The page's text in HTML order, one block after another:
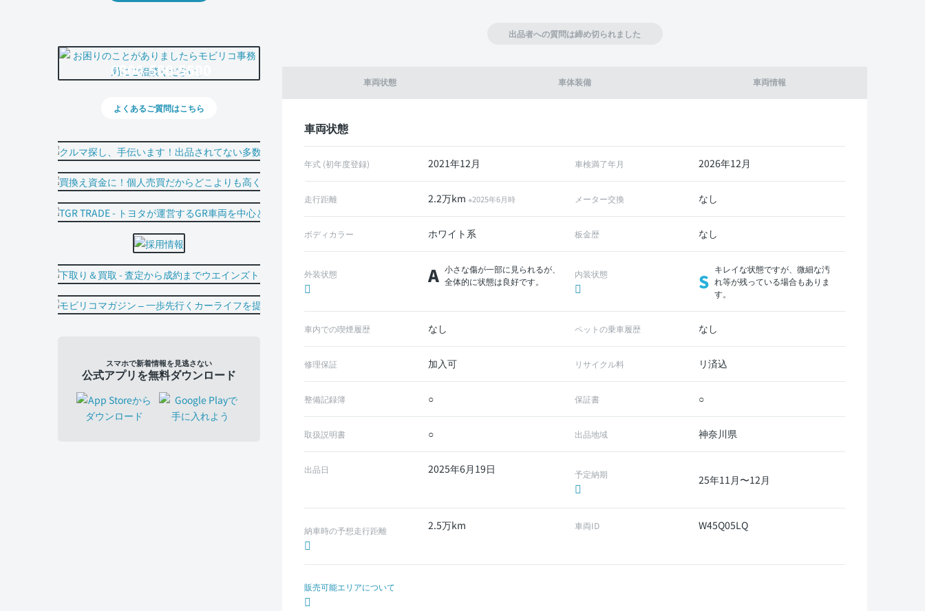
車両状態 車体装備 車両情報
車両状態
年式 (初年度登録) 2021年12月 車検満了年月 2026年12月
走行距離 2.2万km ※2025年6月時 メーター交換 なし
ボディカラー ホワイト系 板金歴 なし
外装状態 A 小さな傷が一部に見られるが、
全体的に状態は良好です。
内装状態 S
キレイな状態ですが、微細な汚
れ等が残っている場合もありま
す。
車内での喫煙履歴 なし ペットの乗車履歴 なし
修理保証 加入可 リサイクル料 リ済込
整備記録簿 ○ 保証書 ○
取扱説明書 ○ 出品地域 神奈川県
出品日 2025年6月19日 予定納期 25年11月〜12月
納車時の予想走行距離 2.5万km 車両ID W45Q05LQ
販売可能エリアについて
出品者への質問は締め切られました
0800-500-5500
よくあるご質問はこちら
スマホで新着情報を見逃さない
公式アプリを無料ダウンロード